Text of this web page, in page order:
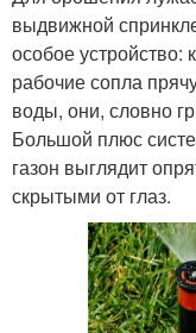
выдвижной
особое устройство:
рабочие сопла
воды, они, словно
Большой плюс
газон выглядит
скрытыми от глаз.